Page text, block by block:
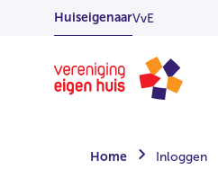
OverslaanHuiseigenaarVvE
Homepage
Home Inloggen